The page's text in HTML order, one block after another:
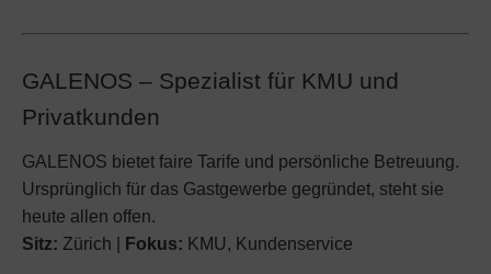
GALENOS – Spezialist für KMU und
Privatkunden
GALENOS bietet faire Tarife und persönliche Betreuung.
Ursprünglich für das Gastgewerbe gegründet, steht sie
heute allen offen.
Sitz: Zürich | Fokus: KMU, Kundenservice